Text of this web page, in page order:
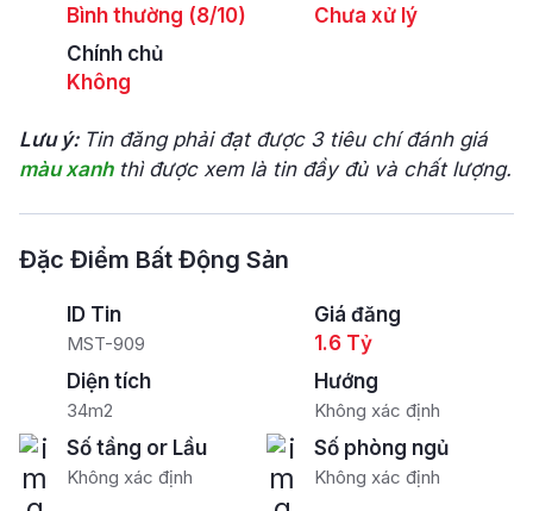
Bình thường (8/10)
Chưa xử lý
Chính chủ
Không
Lưu ý: Tin đăng phải đạt được 3 tiêu chí đánh giá
màu xanhthì được xem là tin đầy đủ và chất lượng.
Đặc Điểm Bất Động Sản
ID Tin
MST-909
Giá đăng
1.6 Tỷ
Diện tích
34m2
Hướng
Không xác định
Số tầng or Lầu
Không xác định
Số phòng ngủ
Không xác định